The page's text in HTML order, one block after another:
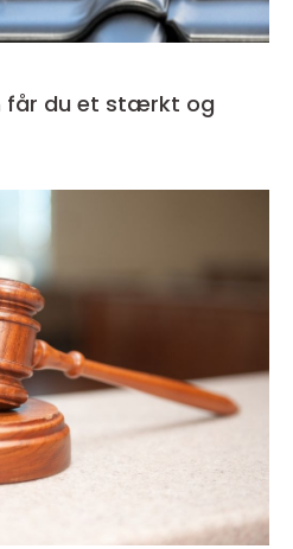
får du et stærkt og